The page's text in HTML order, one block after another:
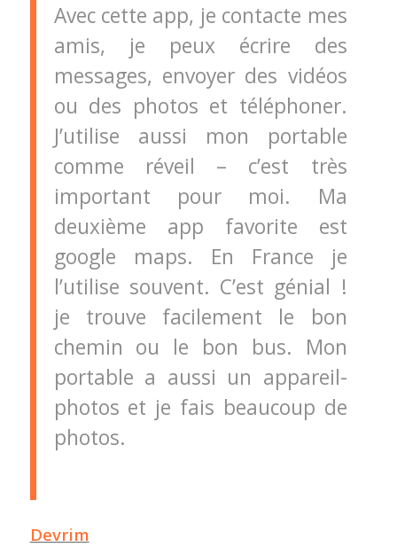
Avec cette app, je contacte mes
amis, je peux écrire des
messages, envoyer des vidéos
ou des photos et téléphoner.
J’utilise aussi mon portable
comme réveil – c’est très
important pour moi. Ma
deuxième app favorite est
google maps. En France je
l’utilise souvent. C’est génial !
je trouve facilement le bon
chemin ou le bon bus. Mon
portable a aussi un appareil-
photos et je fais beaucoup de
photos.
Devrim